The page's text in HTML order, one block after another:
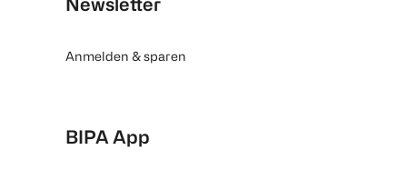
Newsletter
Anmelden & sparen
BIPA App